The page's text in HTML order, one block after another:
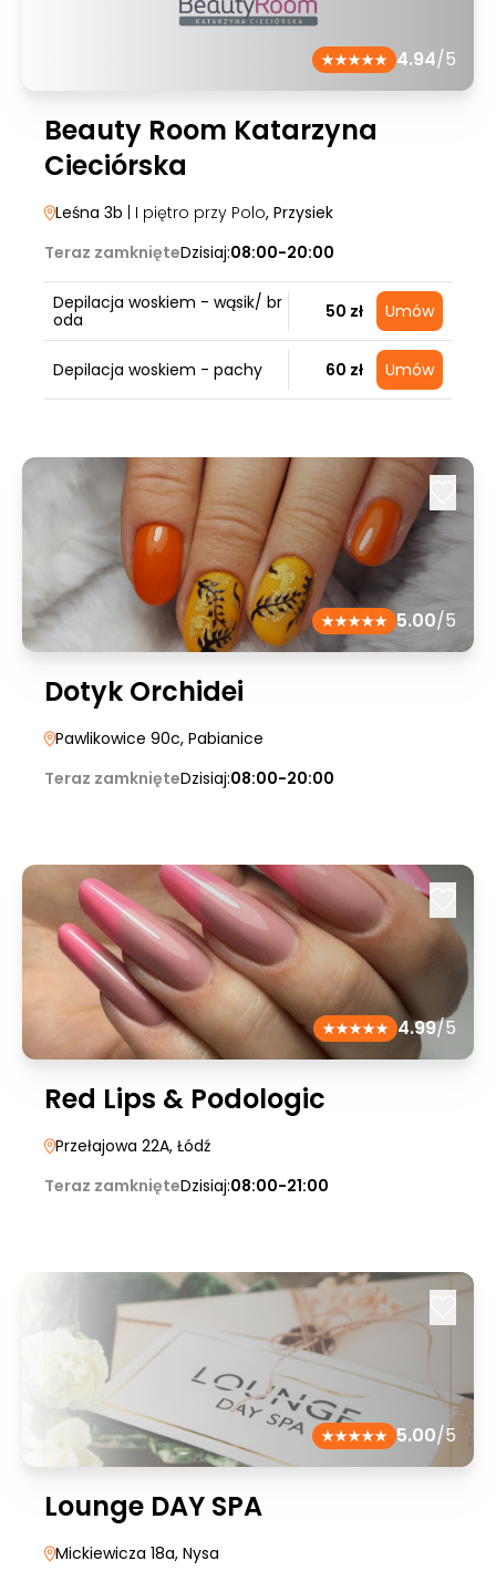
4.94/5
Beauty Room Katarzyna
Cieciórska
Leśna 3b | I piętro przy Polo, Przysiek
Teraz zamknięteDzisiaj:08:00-20:00
Depilacja woskiem - wąsik/ br
oda
50 zł Umów
Depilacja woskiem - pachy 60 zł Umów
5.00/5
Dotyk Orchidei
Pawlikowice 90c, Pabianice
Teraz zamknięteDzisiaj:08:00-20:00
4.99/5
Red Lips & Podologic
Przełajowa 22A, Łódź
Teraz zamknięteDzisiaj:08:00-21:00
5.00/5
Lounge DAY SPA
Mickiewicza 18a, Nysa